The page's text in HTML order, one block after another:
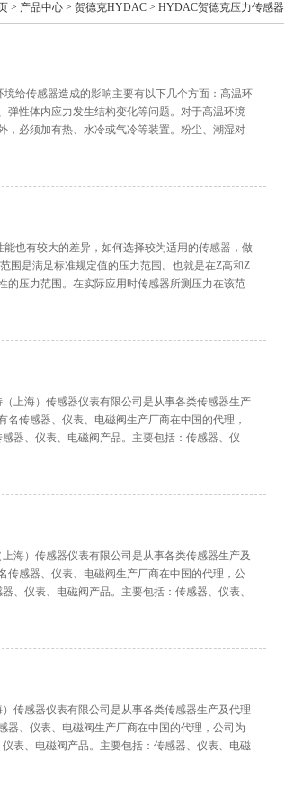
> 产品中心 > 贺德克HYDAC > HYDAC贺德克压力传感器
给传感器造成的影响主要有以下几个方面：高温环
弹性体内应力发生结构变化等问题。对于高温环境
，必须加有热、水冷或气冷等装置。粉尘、潮湿对
用密闭性很高的传感器。不同的传感器其密封的
也有较大的差异，如何选择较为适用的传感器，做
围是满足标准规定值的压力范围。也就是在Z高和Z
的压力范围。在实际应用时传感器所测压力在该范
器能长时间承受的Z大压力，且不引起输出特性*性
上海）传感器仪表有限公司是从事各类传感器生产
传感器、仪表、电磁阀生产厂商在中国的代理，
器、仪表、电磁阀产品。主要包括：传感器、仪
油化工、电力、冶金、环保、大学及科研机构，
海）传感器仪表有限公司是从事各类传感器生产及
传感器、仪表、电磁阀生产厂商在中国的代理，公
、仪表、电磁阀产品。主要包括：传感器、仪表、
工、电力、冶金、环保、大学及科研机构，可满
传感器仪表有限公司是从事各类传感器生产及代理
器、仪表、电磁阀生产厂商在中国的代理，公司为
表、电磁阀产品。主要包括：传感器、仪表、电磁
电力、冶金、环保、大学及科研机构，可满足不